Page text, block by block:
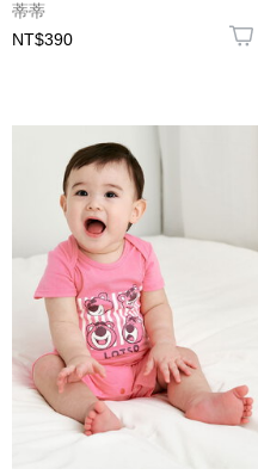
蒂蒂
NT$390